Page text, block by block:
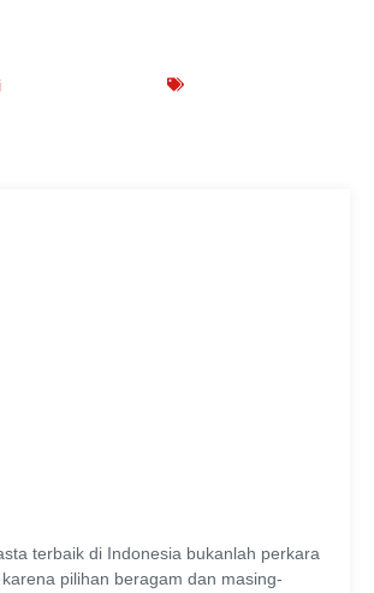
terbaik di Indonesia bukanlah perkara
pilihan beragam dan masing-